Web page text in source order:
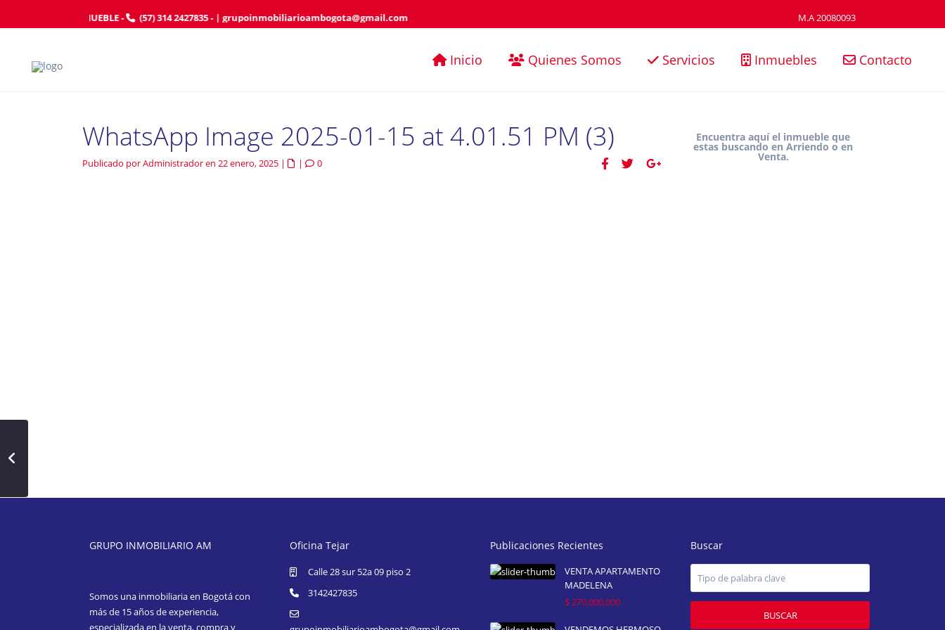
AFILIE SU INMUEBLE- (57) 314 2427835- | grupoinmobiliarioambogota@gmail.com M.A 20080093
Inicio Quienes Somos Servicios Inmuebles Contacto
WhatsApp Image 2025-01-15 at 4.01.51 PM (3)
Publicado por Administrador en 22 enero, 2025 | | 0
Encuentra aquí el inmueble que
estas buscando en Arriendo o en
Venta.
GRUPO INMOBILIARIO AM
Somos una inmobiliaria en Bogotá con
más de 15 años de experiencia,
especializada en la venta, compra y
Oficina Tejar
Calle 28 sur 52a 09 piso 2
3142427835
Publicaciones Recientes
VENTA APARTAMENTO
MADELENA
$ 270,000,000
Buscar
BUSCAR